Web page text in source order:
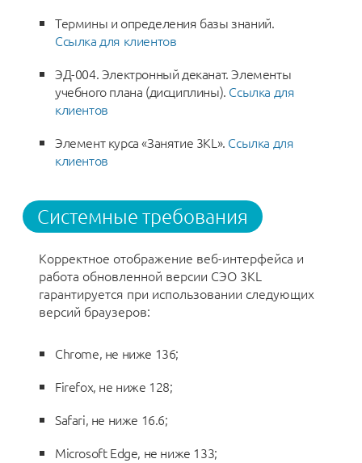
Термины и определения базы знаний.
Ссылка для клиентов
ЭД-004. Электронный деканат. Элементы
учебного плана (дисциплины). Ссылка для
клиентов
Элемент курса «Занятие 3КL». Ссылка для
клиентов
Системные требования
Корректное отображение веб-интерфейса и
работа обновленной версии СЭО 3КL
гарантируется при использовании следующих
версий браузеров:
Chrome, не ниже 136;
Firefox, не ниже 128;
Safari, не ниже 16.6;
Microsoft Edge, не ниже 133;